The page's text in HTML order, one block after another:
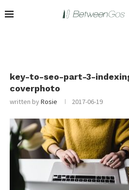
key-to-seo-part-3-
coverphoto
written byRosie 2017-06-19